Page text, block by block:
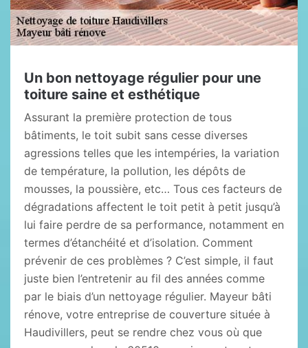
Un bon nettoyage régulier pour une
toiture saine et esthétique
Assurant la première protection de tous
bâtiments, le toit subit sans cesse diverses
agressions telles que les intempéries, la variation
de température, la pollution, les dépôts de
mousses, la poussière, etc… Tous ces facteurs de
dégradations affectent le toit petit à petit jusqu’à
lui faire perdre de sa performance, notamment en
termes d’étanchéité et d’isolation. Comment
prévenir de ces problèmes ? C’est simple, il faut
juste bien l’entretenir au fil des années comme
par le biais d’un nettoyage régulier. Mayeur bâti
rénove, votre entreprise de couverture située à
Haudivillers, peut se rendre chez vous où que